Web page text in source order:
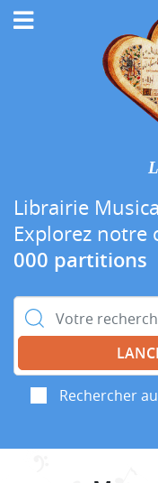
Librairie
Explorez notre
000 partitions
Rechercher :
Rechercher